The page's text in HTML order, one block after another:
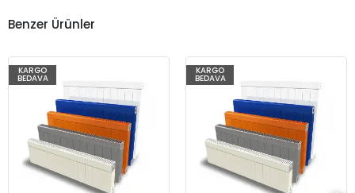
Benzer Ürünler
KARGO
BEDAVA
KARGO
BEDAVA